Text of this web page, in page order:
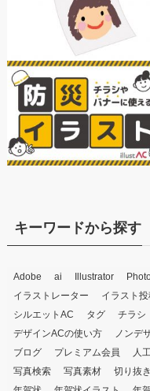
キーワードから探す
Adobe ai Illustrator
イラストレーター
イラスト
シルエットAC
タグ チラシ
デザインACの使い方
ノンデ
ブログ
プレミアム会員 人
写真検索
写真素材 切り抜き